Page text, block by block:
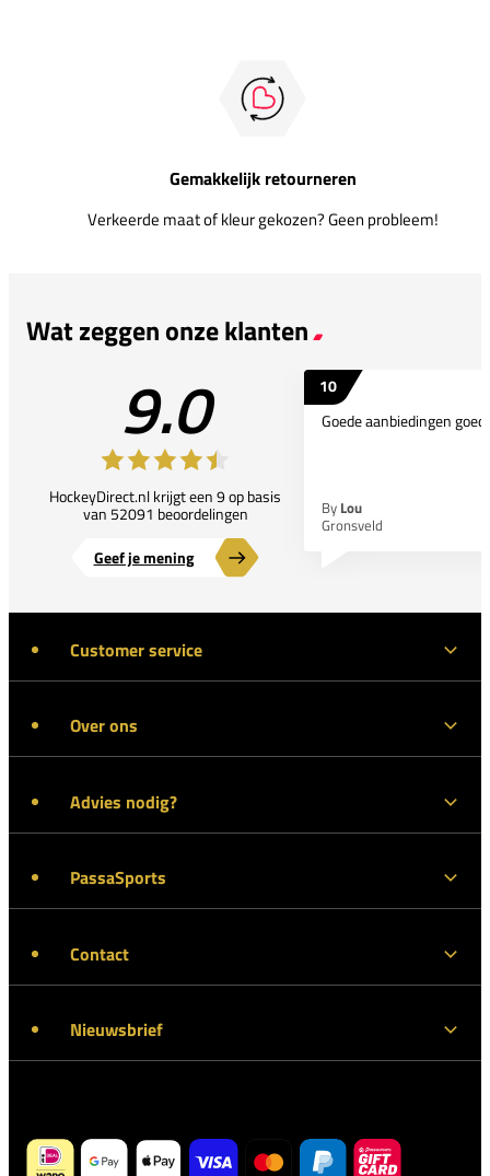
Gemakkelijk retourneren
Verkeerde maat of kleur gekozen? Geen probleem!
Wat zeggen onze klanten
9.0
HockeyDirect.nl krijgt een 9 op basis
van 52091 beoordelingen
Geef je mening
10
Goede aanbiedingen
By Lou
Gronsveld
Customer service
Over ons
Advies nodig?
PassaSports
Contact
Nieuwsbrief